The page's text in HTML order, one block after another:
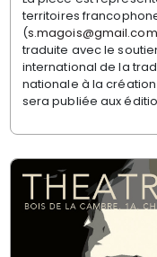
territoires
(s.magois@gmail.com
traduite avec le
international de la
nationale à la création
sera publiée aux